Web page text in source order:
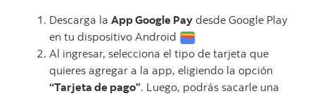
Descarga la App Google Pay desde Google Play
en tu dispositivo Android
Al ingresar, selecciona el tipo de tarjeta que
quieres agregar a la app, eligiendo la opción
“Tarjeta de pago”. Luego, podrás sacarle una